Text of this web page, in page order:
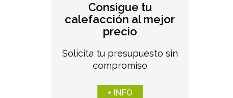
Consigue tu
calefacción al mejor
precio
Solicita tu presupuesto sin
compromiso
+ INFO